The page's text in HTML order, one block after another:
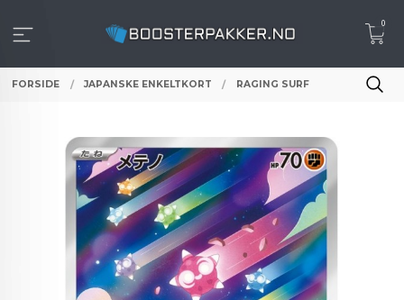
innholdet
0
FORSIDE JAPANSKE ENKELTKORT RAGING SURF